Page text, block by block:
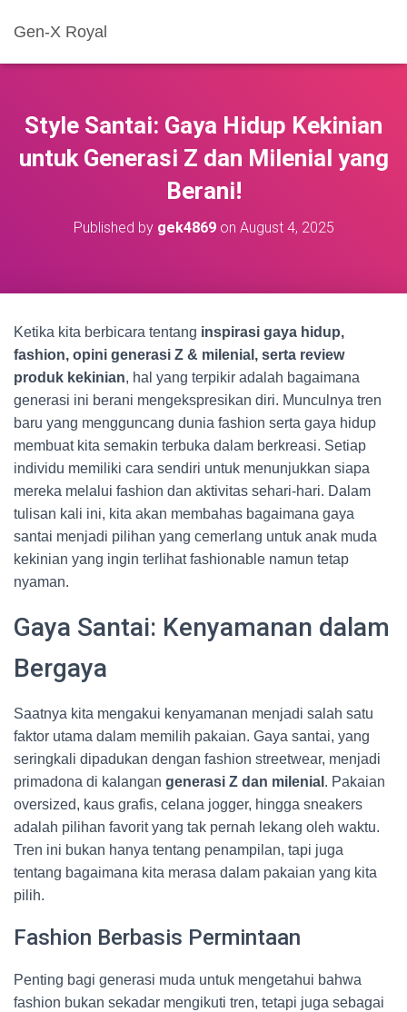
Gen-X Royal
Style Santai: Gaya Hidup Kekinian
untuk Generasi Z dan Milenial yang
Berani!
Published by gek4869on August 4, 2025
Ketika kita berbicara tentang inspirasi gaya hidup,
fashion, opini generasi Z & milenial, serta review
produk kekinian, hal yang terpikir adalah bagaimana
generasi ini berani mengekspresikan diri. Munculnya tren
baru yang mengguncang dunia fashion serta gaya hidup
membuat kita semakin terbuka dalam berkreasi. Setiap
individu memiliki cara sendiri untuk menunjukkan siapa
mereka melalui fashion dan aktivitas sehari-hari. Dalam
tulisan kali ini, kita akan membahas bagaimana gaya
santai menjadi pilihan yang cemerlang untuk anak muda
kekinian yang ingin terlihat fashionable namun tetap
nyaman.
Gaya Santai: Kenyamanan dalam
Bergaya
Saatnya kita mengakui kenyamanan menjadi salah satu
faktor utama dalam memilih pakaian. Gaya santai, yang
seringkali dipadukan dengan fashion streetwear, menjadi
primadona di kalangan generasi Z dan milenial . Pakaian
oversized, kaus grafis, celana jogger, hingga sneakers
adalah pilihan favorit yang tak pernah lekang oleh waktu.
Tren ini bukan hanya tentang penampilan, tapi juga
tentang bagaimana kita merasa dalam pakaian yang kita
pilih.
Fashion Berbasis Permintaan
Penting bagi generasi muda untuk mengetahui bahwa
fashion bukan sekadar mengikuti tren, tetapi juga sebagai